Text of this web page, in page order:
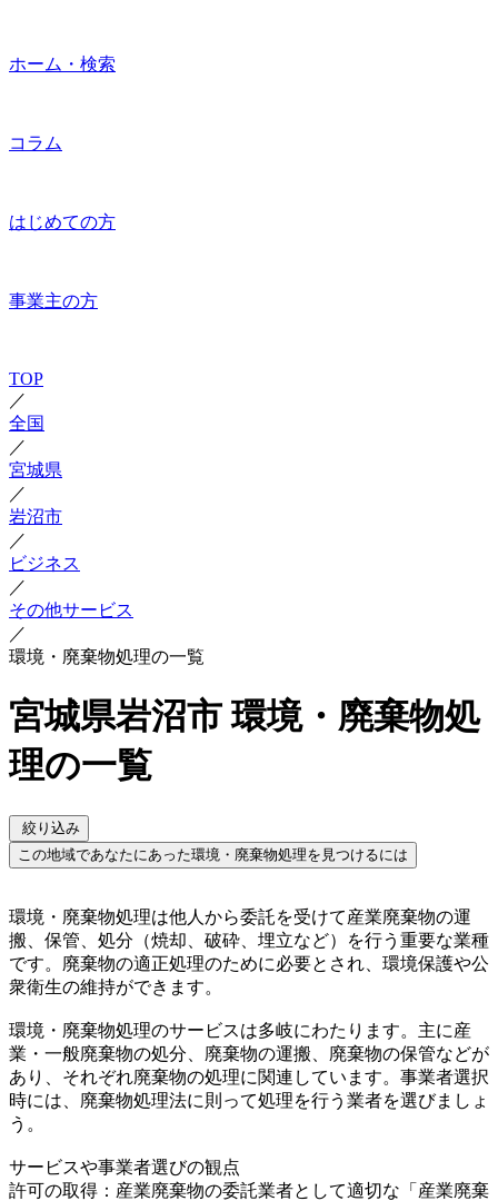
ホーム・検索
コラム
はじめての方
事業主の方
TOP
／
全国
／
宮城県
／
岩沼市
／
ビジネス
／
その他サービス
／
環境・廃棄物処理の一覧
宮城県岩沼市 環境・廃棄物処
理の一覧
絞り込み
この地域であなたにあった環境・廃棄物処理を見つけるには
環境・廃棄物処理は他人から委託を受けて産業廃棄物の運
搬、保管、処分（焼却、破砕、埋立など）を行う重要な業種
です。廃棄物の適正処理のために必要とされ、環境保護や公
衆衛生の維持ができます。
環境・廃棄物処理のサービスは多岐にわたります。主に産
業・一般廃棄物の処分、廃棄物の運搬、廃棄物の保管などが
あり、それぞれ廃棄物の処理に関連しています。事業者選択
時には、廃棄物処理法に則って処理を行う業者を選びましょ
う。
サービスや事業者選びの観点
許可の取得：産業廃棄物の委託業者として適切な「産業廃棄